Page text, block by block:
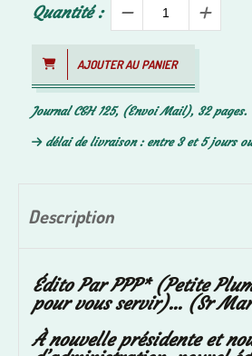
Quantité :
AJOUTER AU PANIER
Journal C&H 125, (Envoi Mail), 32 pages.
délai de livraison : entre 3 et 5 jours
Description
Édito Par PPP* (Petite
pour vous servir)... (Sr
À nouvelle présidente et